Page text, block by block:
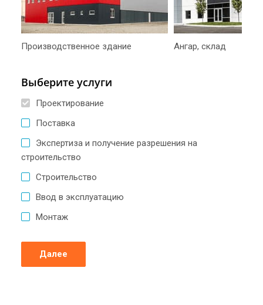
Производственное здание Ангар, склад
Выберите услуги
Проектирование
Поставка
Экспертиза и получение разрешения на
строительство
Строительство
Ввод в эксплуатацию
Монтаж
Далее